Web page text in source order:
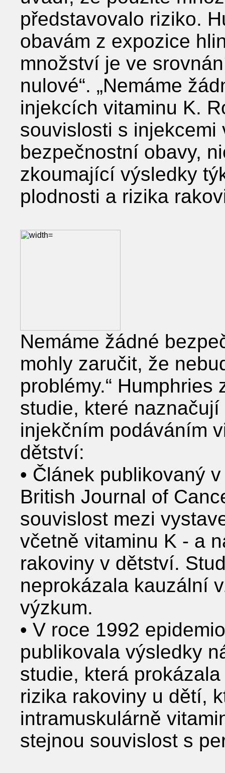
představovalo riziko.
obavám z expozice
množství je ve
nulové“. „Nemáme
injekcích vitaminu K.
souvislosti s injekcemi
bezpečnostní obavy,
zkoumající výsledky
plodnosti a rizika
Nemáme žádné
mohly zaručit, že
problémy.“
studie, které
injekčním podáváním
dětství:
• Článek publikovaný
British Journal of
souvislost mezi
včetně vitaminu K - a
rakoviny v dětství.
neprokázala kauzální
výzkum.
• V roce 1992
publikovala výsledky
studie, která
rizika rakoviny u dětí,
intramuskulárně
stejnou souvislost s